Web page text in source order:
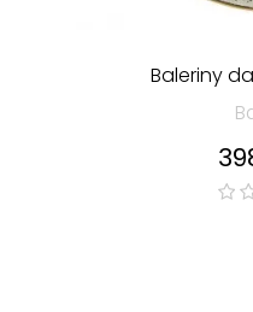
Baleriny